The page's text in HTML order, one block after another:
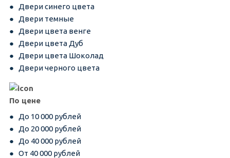
Двери синего цвета
Двери темные
Двери цвета венге
Двери цвета Дуб
Двери цвета Шоколад
Двери черного цвета
По цене
До 10 000 рублей
До 20 000 рублей
До 40 000 рублей
От 40 000 рублей